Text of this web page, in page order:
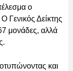
ο
Γενικός Δείκτης
μονάδες, αλλά
και